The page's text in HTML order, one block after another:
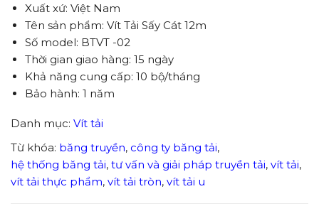
Xuất xứ: Việt Nam
Tên sản phẩm: Vít Tải Sấy Cát 12m
Số model: BTVT -02
Thời gian giao hàng: 15 ngày
Khả năng cung cấp: 10 bộ/tháng
Bảo hành: 1 năm
Danh mục: Vít tải
Từ khóa: băng truyền, công ty băng tải,
hệ thống băng tải, tư vấn và giải pháp truyền tải, vít tải,
vít tải thực phẩm, vít tải tròn, vít tải u